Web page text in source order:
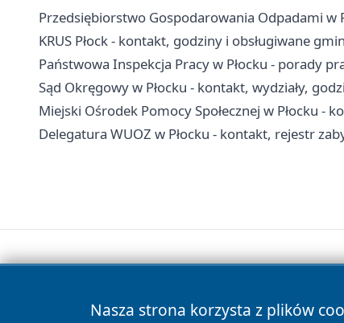
Przedsiębiorstwo Gospodarowania Odpadami w
KRUS Płock - kontakt, godziny i obsługiwane
Państwowa Inspekcja Pracy w Płocku - porady
Sąd Okręgowy w Płocku - kontakt, wydziały,
Miejski Ośrodek Pomocy Społecznej w Płocku -
Delegatura WUOZ w Płocku - kontakt, rejestr
Nasza strona korzysta z plików